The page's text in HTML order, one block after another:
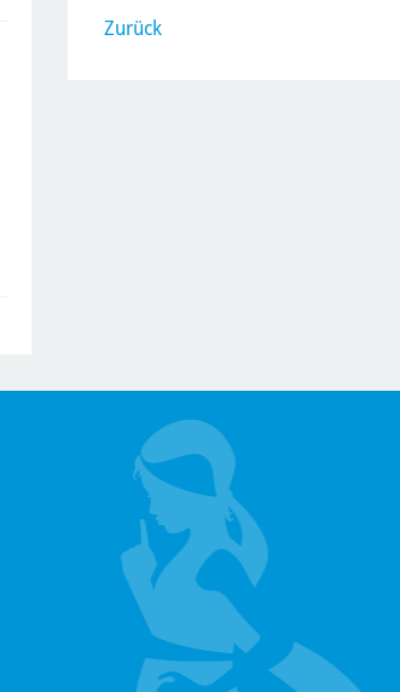
Zurück